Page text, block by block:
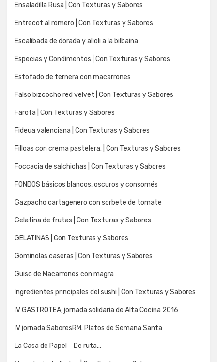
Ensaladilla Rusa | Con Texturas y Sabores
Entrecot al romero | Con Texturas y Sabores
Escalibada de dorada y alioli a la bilbaina
Especias y Condimentos | Con Texturas y Sabores
Estofado de ternera con macarrones
Falso bizcocho red velvet | Con Texturas y Sabores
Farofa | Con Texturas y Sabores
Fideua valenciana | Con Texturas y Sabores
Filloas con crema pastelera. | Con Texturas y Sabores
Foccacia de salchichas | Con Texturas y Sabores
FONDOS básicos blancos, oscuros y consomés
Gazpacho cartagenero con sorbete de tomate
Gelatina de frutas | Con Texturas y Sabores
GELATINAS | Con Texturas y Sabores
Gominolas caseras | Con Texturas y Sabores
Guiso de Macarrones con magra
Ingredientes principales del sushi | Con Texturas y Sabores
IV GASTROTEA, jornada solidaria de Alta Cocina 2016
IV jornada SaboresRM. Platos de Semana Santa
La Casa de Papel – De ruta…